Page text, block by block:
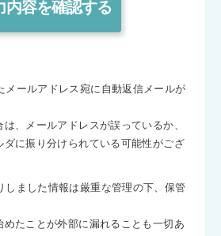
ールアドレス宛に自動返信メールが
は、メールアドレスが誤っているか、
ダに振り分けられている可能性がござ
ました情報は厳重な管理の下、保管
めたことが外部に漏れることも一切あ